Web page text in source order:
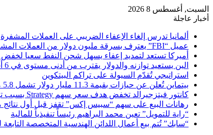
السبت, أغسطس 8 2026
أخبار عاجلة
ألمانيا تدرس إلغاء الإعفاء الضريبي على العملات المشفرة
عميل “FBI” يعترف بسرقة مليون دولار من العملات المشفرة خلال تحقيقات رسمية
أميركا تستعد لتمديد إعفاء يسهل شحن النفط سعيا لخفض
الين يستعيد توازنه والدولار يقترب من أدنى مستوى في 6 أسابيع
استراتيجي تُقدّم السيولة على تراكم البيتكوين
بيتماين تُعلن عن حيازات بقيمة 11.3 مليار دولار تشمل 5.8 مليون إيثريوم
كانتور فيتزجيرالد تخفض هدف سعر سهم Strategy بسبب توقعات بيتكوين
رهانات البيع على سهم “سبيس إكس” تقفز قبل أول نتائج
“راية للتمويل” تعين محمد البراهيم رئيساً تنفيذياً للمالية
“سابك” تُتم بيع أعمال اللدائن الهندسية المتخصصة التابعة